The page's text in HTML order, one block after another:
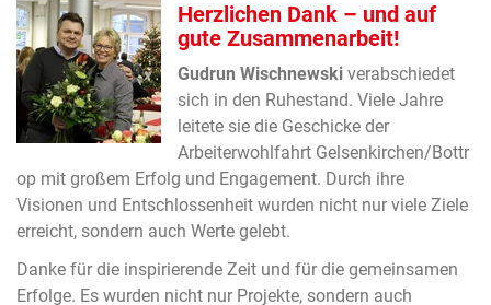
Herzlichen Dank – und auf
gute Zusammenarbeit!
Gudrun Wischnewski verabschiedet
sich in den Ruhestand. Viele Jahre
leitete sie die Geschicke der
Arbeiterwohlfahrt Gelsenkirchen/Bottr
op mit großem Erfolg und Engagement. Durch ihre
Visionen und Entschlossenheit wurden nicht nur viele Ziele
erreicht, sondern auch Werte gelebt.
Danke für die inspirierende Zeit und für die gemeinsamen
Erfolge. Es wurden nicht nur Projekte, sondern auch